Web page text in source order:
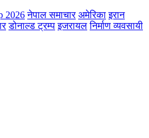
2026 नेपाल समाचार अमेरिका इरान
डोनाल्ड ट्रम्प इजरायल निर्माण व्यवसायी